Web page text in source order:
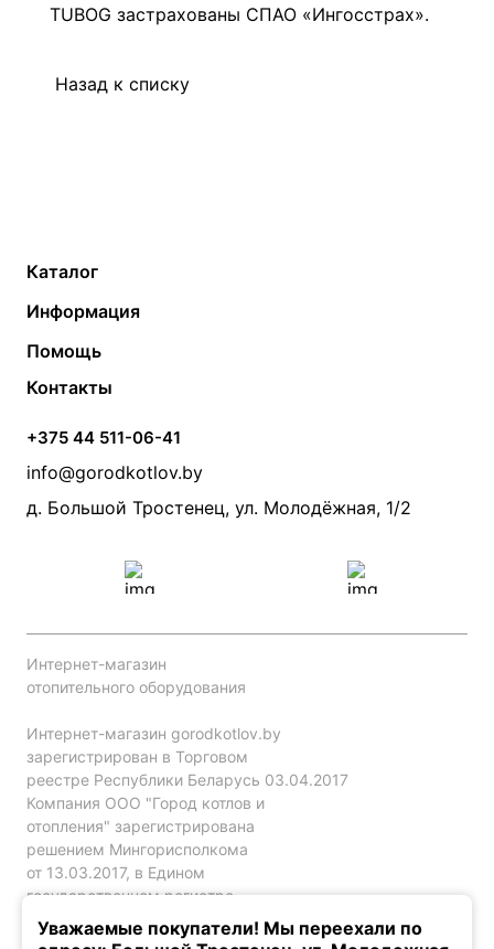
TUBOG застрахованы СПАО «Ингосстрах».
Назад к списку
Каталог
Твердотопливные котлы
Электрические котлы
Банные печи
Камины и печи
Теплый пол
Радиаторы
Насосы
Дымоходы
Информация
Контакты
Статьи
Акции
Производители
Помощь
Монтаж систем отопления
Прайс по монтажу систем отопления
Проект систем отопления
Контакты
+375 44 511-06-41
info@gorodkotlov.by
д. Большой Тростенец, ул. Молодёжная, 1/2
Интернет-магазин
отопительного оборудования
Интернет-магазин gorodkotlov.by
зарегистрирован в Торговом
реестре Республики Беларусь 03.04.2017
Компания ООО "Город котлов и
отопления" зарегистрирована
решением Мингорисполкома
от 13.03.2017, в Едином
государственном регистре
юр. лиц и индивидуальных
предпринимателей за №192786120.
Уважаемые покупатели! Мы переехали по